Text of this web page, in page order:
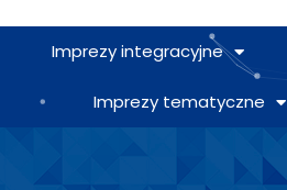
Imprezy integracyjne
Imprezy tematyczne